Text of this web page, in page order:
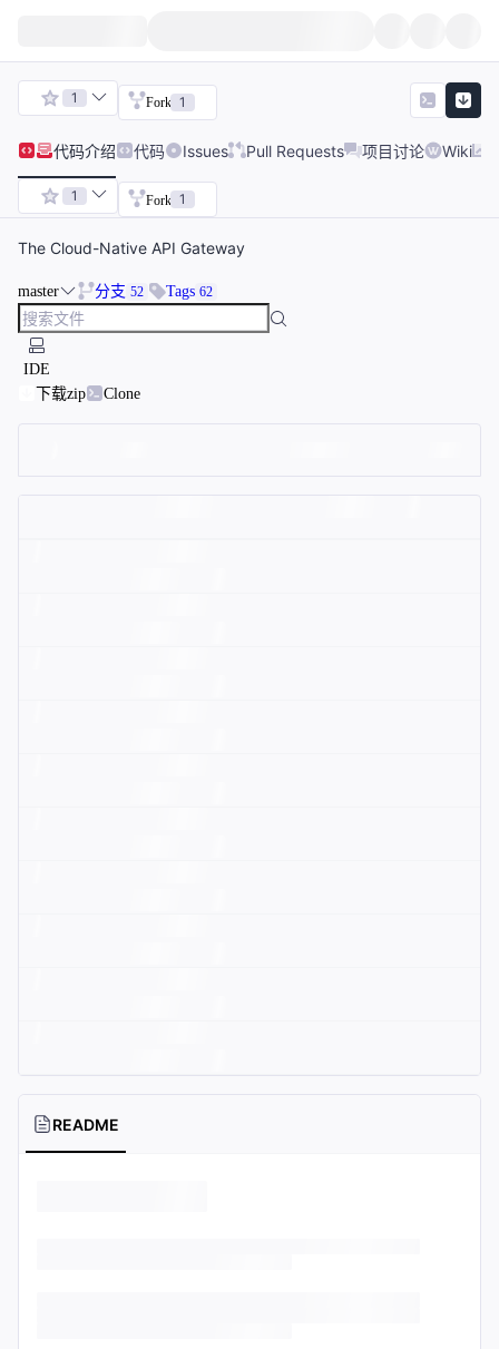
1 Fork 1
代码介绍 代码 Issues Pull Requests 项目讨论 Wiki
1 Fork 1
The Cloud-Native API Gateway
master 分支 52 Tags 62
IDE
下载zip
Clone
README